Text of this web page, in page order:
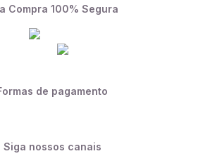
Compra 100% Segura
de pagamento
Siga nossos canais